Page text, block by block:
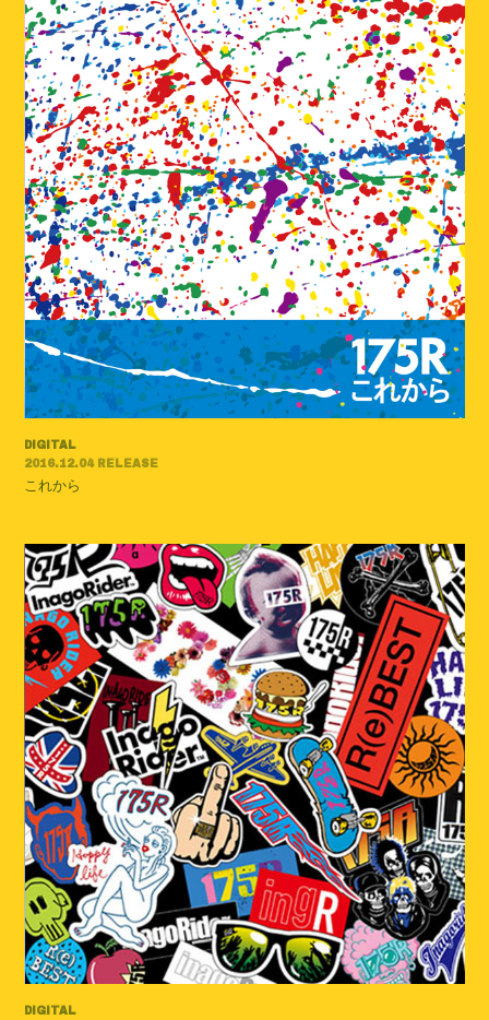
DIGITAL
2016.12.04 RELEASE
これから
DIGITAL